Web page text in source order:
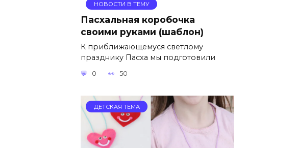
НОВОСТИ В ТЕМУ
Пасхальная коробочка
своими руками (шаблон)
К приближающемуся светлому
празднику Пасха мы подготовили
0 50
ДЕТСКАЯ ТЕМА